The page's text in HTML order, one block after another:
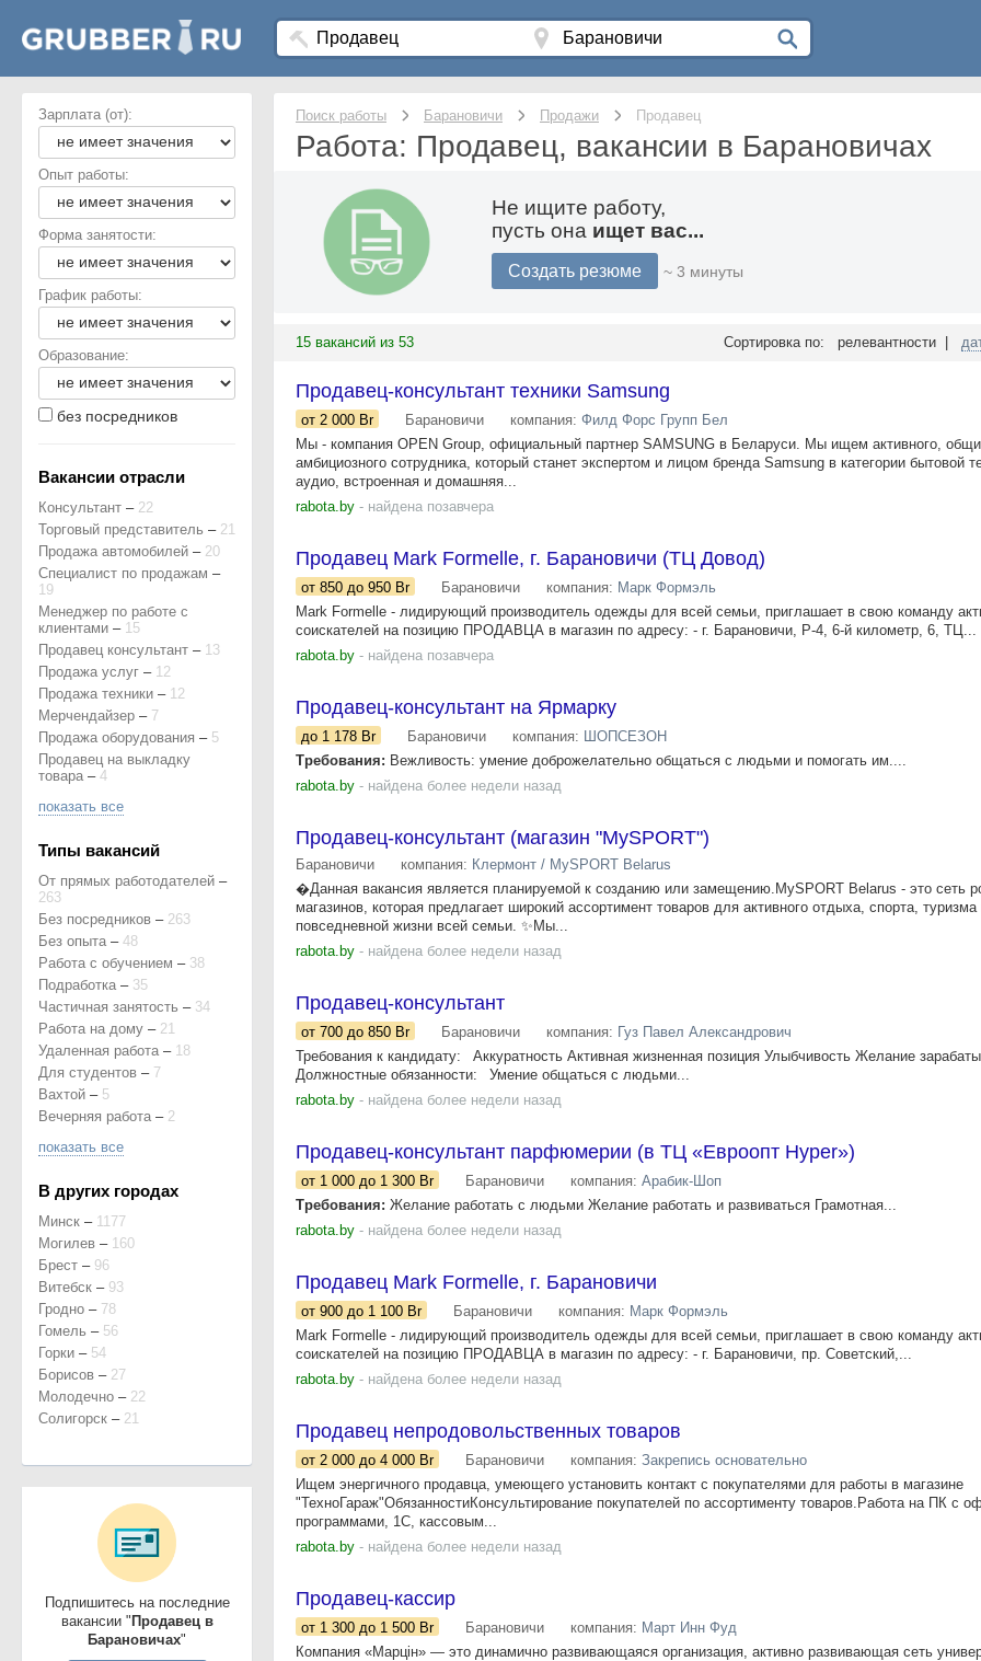
Поиск работы Барановичи Продажи Продавец
Работа: Продавец, вакансии в Барановичах
Не ищите работу,
пусть она ищет вас...
Создать резюме ~ 3 минуты
15 вакансий из 53 Сортировка по: релевантности |
Продавец-консультант техники Samsung
от 2 000 Br Барановичи компания: Филд Форс Групп Бел
Мы - компания OPEN Group, официальный партнер SAMSUNG в Беларуси. Мы ищем активного,
амбициозного сотрудника, который станет экспертом и лицом бренда Samsung в категории бытовой
аудио, встроенная и домашняя...
rabota.by - найдена позавчера
Продавец Mark Formelle, г. Барановичи (ТЦ Довод)
от 850 до 950 Br Барановичи компания: Марк Формэль
Mark Formelle - лидирующий производитель одежды для всей семьи, приглашает в свою команду
соискателей на позицию ПРОДАВЦА в магазин по адресу: - г. Барановичи, Р-4, 6-й километр, 6, ТЦ...
rabota.by - найдена позавчера
Продавец-консультант на Ярмарку
до 1 178 Br Барановичи компания: ШОПСЕЗОН
Требования: Вежливость: умение доброжелательно общаться с людьми и помогать им....
rabota.by - найдена более недели назад
Продавец-консультант (магазин "MySPORT")
Барановичи компания: Клермонт / MySPORT Belarus
�Данная вакансия является планируемой к созданию или замещению.MySPORT Belarus - это сеть
магазинов, которая предлагает широкий ассортимент товаров для активного отдыха, спорта, туризма
повседневной жизни всей семьи. ✨Мы...
rabota.by - найдена более недели назад
Продавец-консультант
от 700 до 850 Br Барановичи компания: Гуз Павел Александрович
Требования к кандидату: Аккуратность Активная жизненная позиция Улыбчивость Желание
Должностные обязанности: Умение общаться с людьми...
rabota.by - найдена более недели назад
Продавец-консультант парфюмерии (в ТЦ «Евроопт Hyper»)
от 1 000 до 1 300 Br Барановичи компания: Арабик-Шоп
Требования: Желание работать с людьми Желание работать и развиваться Грамотная...
rabota.by - найдена более недели назад
Продавец Mark Formelle, г. Барановичи
от 900 до 1 100 Br Барановичи компания: Марк Формэль
Mark Formelle - лидирующий производитель одежды для всей семьи, приглашает в свою команду
соискателей на позицию ПРОДАВЦА в магазин по адресу: - г. Барановичи, пр. Советский,...
rabota.by - найдена более недели назад
Продавец непродовольственных товаров
от 2 000 до 4 000 Br Барановичи компания: Закрепись основательно
Ищем энергичного продавца, умеющего установить контакт с покупателями для работы в магазине
"ТехноГараж"ОбязанностиКонсультирование покупателей по ассортименту товаров.Работа на ПК с
программами, 1С, кассовым...
rabota.by - найдена более недели назад
Продавец-кассир
от 1 300 до 1 500 Br Барановичи компания: Март Инн Фуд
Компания «Марцін» — это динамично развивающаяся организация, активно развивающая сеть
Зарплата (от):
Опыт работы:
Форма занятости:
График работы:
Образование:
без посредников
Вакансии отрасли
Консультант – 22
Торговый представитель – 21
Продажа автомобилей – 20
Специалист по продажам –
19
Менеджер по работе с
клиентами – 15
Продавец консультант – 13
Продажа услуг – 12
Продажа техники – 12
Мерчендайзер – 7
Продажа оборудования – 5
Продавец на выкладку
товара – 4
показать все
Типы вакансий
От прямых работодателей –
263
Без посредников – 263
Без опыта – 48
Работа с обучением – 38
Подработка – 35
Частичная занятость – 34
Работа на дому – 21
Удаленная работа – 18
Для студентов – 7
Вахтой – 5
Вечерняя работа – 2
показать все
В других городах
Минск – 1177
Могилев – 160
Брест – 96
Витебск – 93
Гродно – 78
Гомель – 56
Горки – 54
Борисов – 27
Молодечно – 22
Солигорск – 21
Подпишитесь на последние
вакансии " Продавец в
Барановичах"